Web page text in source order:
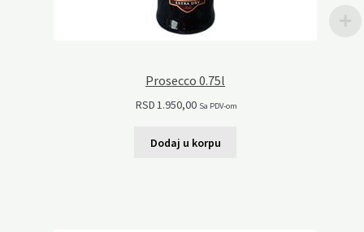
Prosecco 0.75l
RSD1.950,00 Sa PDV-om
Dodaj u korpu